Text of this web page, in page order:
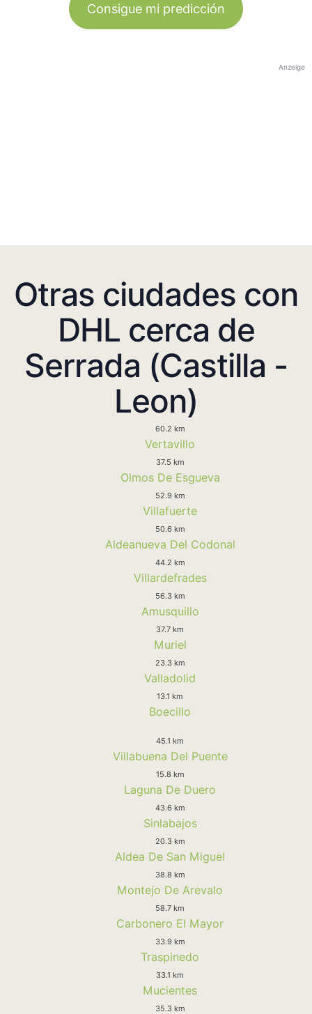
Consigue mi predicción
Anzeige
Otras ciudades con
DHL cerca de
Serrada (Castilla -
Leon)
60.2 km
Vertavillo
37.5 km
Olmos De Esgueva
52.9 km
Villafuerte
50.6 km
Aldeanueva Del Codonal
44.2 km
Villardefrades
56.3 km
Amusquillo
37.7 km
Muriel
23.3 km
Valladolid
13.1 km
Boecillo
45.1 km
Villabuena Del Puente
15.8 km
Laguna De Duero
43.6 km
Sinlabajos
20.3 km
Aldea De San Miguel
38.8 km
Montejo De Arevalo
58.7 km
Carbonero El Mayor
33.9 km
Traspinedo
33.1 km
Mucientes
35.3 km